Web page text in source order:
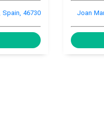
Paseo Neptuno Nº 90,